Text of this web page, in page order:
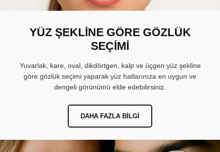
YÜZ ŞEKLİNE GÖRE GÖZLÜK
SEÇİMİ
Yuvarlak, kare, oval, dikdörtgen, kalp ve üçgen yüz şekline
göre gözlük seçimi yaparak yüz hatlarınıza en uygun ve
dengeli görünümü elde edebilirsiniz.
DAHA FAZLA BILGI